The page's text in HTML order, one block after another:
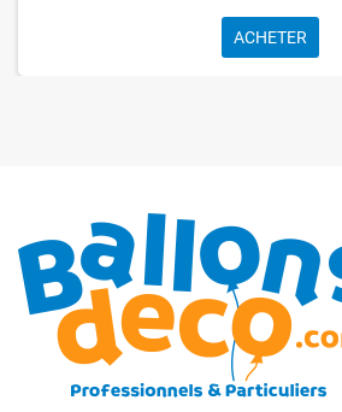
ACHETER